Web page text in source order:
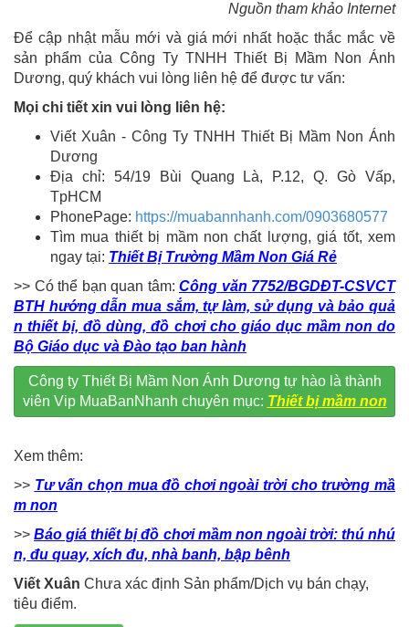
Nguồn tham khảo Internet
Để cập nhật mẫu mới và giá mới nhất hoặc thắc mắc về
sản phẩm của Công Ty TNHH Thiết Bị Mầm Non Ánh
Dương, quý khách vui lòng liên hệ để được tư vấn:
Mọi chi tiết xin vui lòng liên hệ:
Viết Xuân - Công Ty TNHH Thiết Bị Mầm Non Ánh
Dương
Địa chỉ: 54/19 Bùi Quang Là, P.12, Q. Gò Vấp,
TpHCM
PhonePage: https://muabannhanh.com/0903680577
Tìm mua thiết bị mầm non chất lượng, giá tốt, xem
ngay tại: Thiết Bị Trường Mầm Non Giá Rẻ
>> Có thể bạn quan tâm: Công văn 7752/BGDĐT-CSVCT
BTH hướng dẫn mua sắm, tự làm, sử dụng và bảo quả
n thiết bị, đồ dùng, đồ chơi cho giáo dục mầm non do
Bộ Giáo dục và Đào tạo ban hành
Công ty Thiết Bị Mầm Non Ánh Dương tự hào là thành
viên Vip MuaBanNhanh chuyên mục: Thiết bị mầm non
Xem thêm:
>> Tư vấn chọn mua đồ chơi ngoài trời cho trường mầ
m non
>>Báo giá thiết bị đồ chơi mầm non ngoài trời: thú nhú
n, đu quay, xích đu, nhà banh, bập bênh
Viết Xuân Chưa xác định Sản phẩm/Dịch vụ bán chạy,
tiêu điểm.